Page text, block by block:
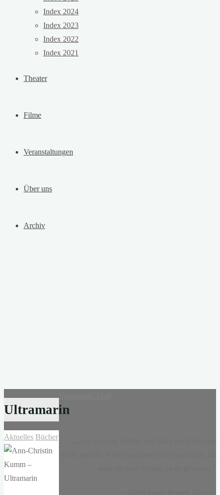
Index 2024
Index 2023
Index 2022
Index 2021
Theater
Filme
Veranstaltungen
Über uns
Archiv
Ultramarin
Aktuelles Bücher